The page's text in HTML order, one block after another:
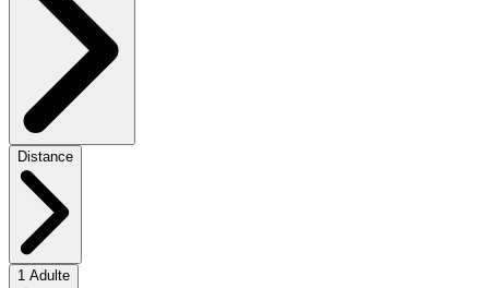
Distance
1 Adulte